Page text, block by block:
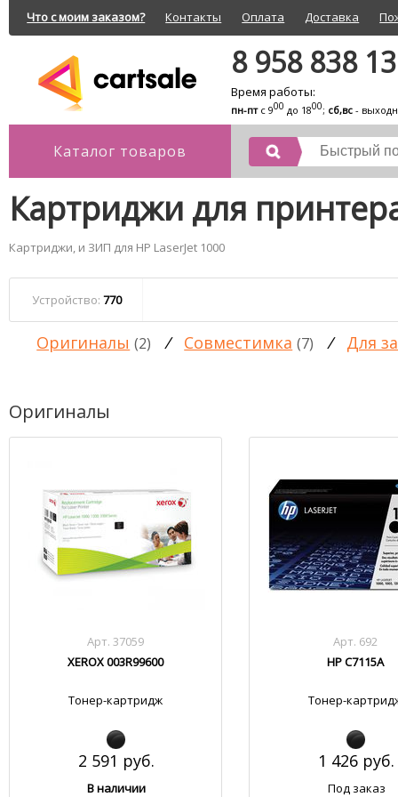
Что с моим заказом? Контакты Оплата Доставка
8 958 838
Время работы:
пн-птс 900 до 1800; сб,вс -
Каталог товаров
Картриджи для
Картриджи, и ЗИП для HP LaserJet 1000
Устройство: 770
Оригиналы (2) / Совместимка (7) / Для
Оригиналы
Арт. 37059
XEROX 003R99600
Тонер-картридж
2 591 руб.
В наличии
Арт. 692
HP C7115A
Тонер-
1 426 руб.
Под заказ